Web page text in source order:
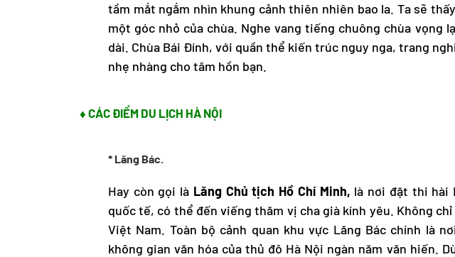
tầm mắt ngắm nhìn khung cảnh thiên nhiên bao la. Ta sẽ
một góc nhỏ của chùa. Nghe vang tiếng chuông chùa vọng
dài. Chùa Bái Đính, với quần thể kiến trúc nguy nga, trang
nhẹ nhàng cho tâm hồn bạn.
♦ CÁC ĐIỂM DU LỊCH HÀ NỘI
* Lăng Bác.
Hay còn gọi là Lăng Chủ tịch Hồ Chí Minh, là nơi đặt thi hài
quốc tế, có thể đến viếng thăm vị cha già kính yêu. Không
Việt Nam. Toàn bộ cảnh quan khu vực Lăng Bác chính là
không gian văn hóa của thủ đô Hà Nội ngàn năm văn hiến.